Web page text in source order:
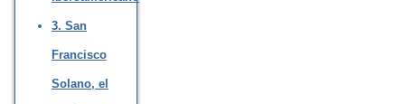
3. San
Francisco
Solano, el